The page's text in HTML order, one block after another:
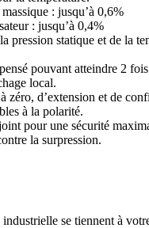
: jusqu’à 0,6%
: jusqu’à 0,4%
pression statique et de la
pouvant atteindre 2
local.
zéro, d’extension et de
à la polarité.
pour une sécurité
la surpression.
se tiennent à